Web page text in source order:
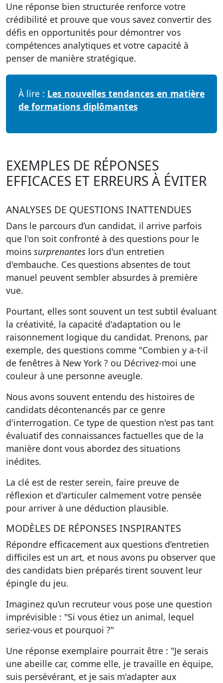
Une réponse bien structurée renforce votre
crédibilité et prouve que vous savez convertir des
défis en opportunités pour démontrer vos
compétences analytiques et votre capacité à
penser de manière stratégique.
À lire : Les nouvelles tendances en matière
de formations diplômantes
EXEMPLES DE RÉPONSES
EFFICACES ET ERREURS À ÉVITER
ANALYSES DE QUESTIONS INATTENDUES
Dans le parcours d’un candidat, il arrive parfois
que l'on soit confronté à des questions pour le
moins surprenantes lors d'un entretien
d'embauche. Ces questions absentes de tout
manuel peuvent sembler absurdes à première
vue.
Pourtant, elles sont souvent un test subtil évaluant
la créativité, la capacité d'adaptation ou le
raisonnement logique du candidat. Prenons, par
exemple, des questions comme "Combien y a-t-il
de fenêtres à New York ? ou Décrivez-moi une
couleur à une personne aveugle.
Nous avons souvent entendu des histoires de
candidats décontenancés par ce genre
d'interrogation. Ce type de question n'est pas tant
évaluatif des connaissances factuelles que de la
manière dont vous abordez des situations
inédites.
La clé est de rester serein, faire preuve de
réflexion et d'articuler calmement votre pensée
pour arriver à une déduction plausible.
MODÈLES DE RÉPONSES INSPIRANTES
Répondre efficacement aux questions d’entretien
difficiles est un art, et nous avons pu observer que
des candidats bien préparés tirent souvent leur
épingle du jeu.
Imaginez qu’un recruteur vous pose une question
imprévisible : "Si vous étiez un animal, lequel
seriez-vous et pourquoi ?"
Une réponse exemplaire pourrait être : "Je serais
une abeille car, comme elle, je travaille en équipe,
suis persévérant, et je sais m'adapter aux